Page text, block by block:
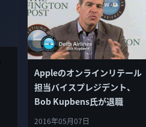
Appleのオンラインリテール
担当バイスプレジデント、
Bob Kupbens氏が退職
2016年05月07日